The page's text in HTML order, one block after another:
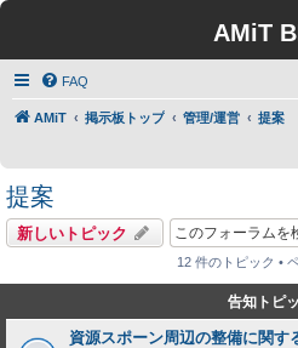
AMiT
FAQ
AMiT 掲示板トップ 管理/運営 提案
提案
新しいトピック
12 件のトピック •
告知トピ
資源スポーン周辺の整備に関す